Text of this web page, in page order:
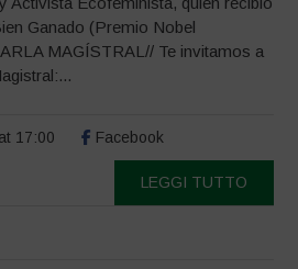
Ganado (Premio Nobel
MAGÍSTRAL// Te invitamos a
17:00 Facebook
LEGGI TUTTO